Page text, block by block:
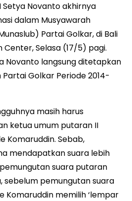
Setya Novanto akhirnya
dalam Musyawarah
Partai Golkar, di Bali
Center, Selasa (17/5) pagi.
Novanto langsung ditetapkan
Golkar Periode 2014-
masih harus
ketua umum putaran II
Komaruddin. Sebab,
mendapatkan suara lebih
suara putaran
sebelum pemungutan suara
Komaruddin memilih ‘lempar